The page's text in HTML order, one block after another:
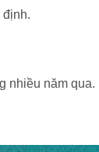
định.
nhiều năm qua.